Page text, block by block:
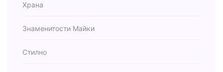
Храна
Знаменитости Майки
Стилно